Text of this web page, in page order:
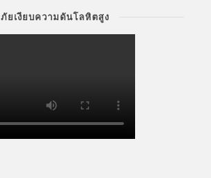
ภัยเงียบความดันโลหิตสูง